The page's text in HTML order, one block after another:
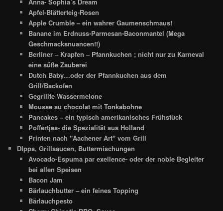
Anna- Sophia´s Dream
Apfel-Blätterteig-Rosen
Apple Crumble – ein wahrer Gaumenschmaus!
Banane im Erdnuss-Parmesan-Baconmantel (Mega
Geschmacksnuancen!!)
Berliner – Krapfen – Pfannkuchen ; nicht nur zu Karneval
eine süße Zauberei
Dutch Baby…oder der Pfannkuchen aus dem
Grill/Backofen
Gegrillte Wassermelone
Mousse au chocolat mit Tonkabohne
Pancakes – ein typisch amerikanisches Frühstück
Poffertjes- die Spezialität aus Holland
Printen nach "Aachener Art" vom Grill
DIpps, Grillsaucen, Buttermischungen
Avocado-Espuma par exellence- oder der noble Begleiter
bei allen Speisen
Bacon Jam
Bärlauchbutter – ein feines Topping
Bärlauchpesto